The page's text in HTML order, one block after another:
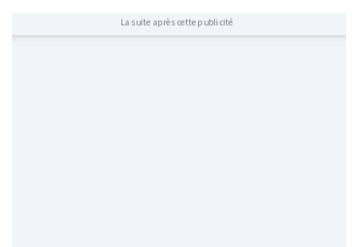
La suite après cette publicité